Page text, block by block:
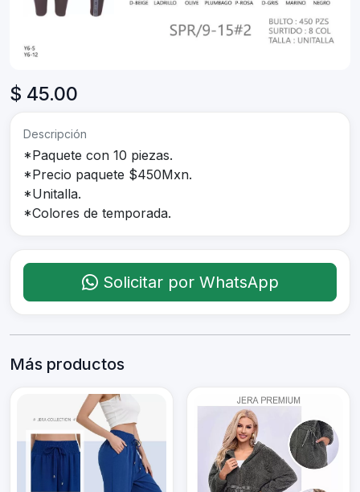
$ 45.00
Descripción
*Paquete con 10 piezas.
*Precio paquete $450Mxn.
*Unitalla.
*Colores de temporada.
Solicitar por WhatsApp
Más productos